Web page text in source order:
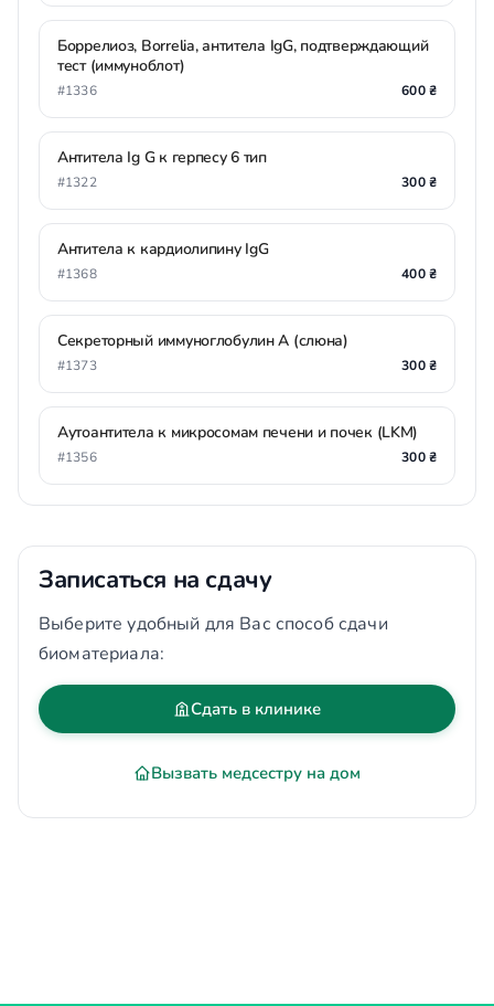
Боррелиоз, Borrelia, антитела IgG, подтверждающий
тест (иммуноблот)
#1336 600 ₴
Антитела Ig G к герпесу 6 тип
#1322 300 ₴
Антитела к кардиолипину IgG
#1368 400 ₴
Секреторный иммуноглобулин А (слюна)
#1373 300 ₴
Аутоантитела к микросомам печени и почек (LKM)
#1356 300 ₴
Записаться на сдачу
Выберите удобный для Вас способ сдачи
биоматериала:
Сдать в клинике
Вызвать медсестру на дом